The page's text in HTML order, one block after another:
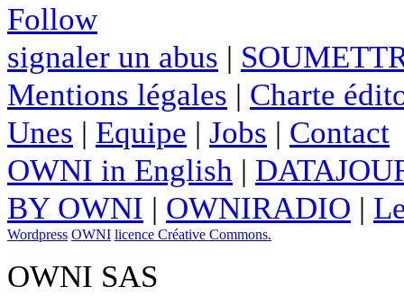
Follow
signaler un abus |
Mentions légales | Charte
Unes | Equipe | Jobs | Contact
OWNI in English |
BY OWNI | OWNIRADIO |
Wordpress OWNI licence Créative Commons.
OWNI SAS